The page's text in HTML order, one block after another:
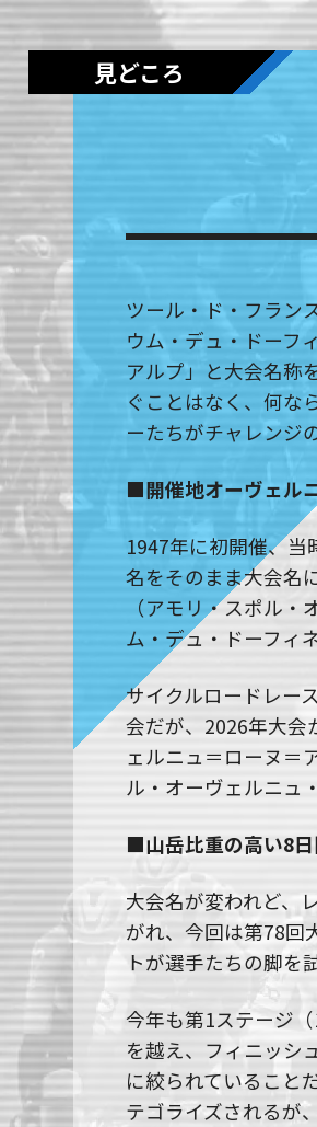
見どころ
ツール・ド・フラン
ウム・デュ・ドーフ
アルプ」と大会名称
ぐことはなく、何な
ーたちがチャレンジ
■開催地オーヴェル
1947年に初開催、
名をそのまま大会名
（アモリ・スポル
ム・デュ・ドーフィ
サイクルロードレー
会だが、2026年大会
ェルニュ＝ローヌ＝
ル・オーヴェルニュ
■山岳比重の高い8
大会名が変われど、
がれ、今回は第78回
トが選手たちの脚を
今年も第1ステージ
を越え、フィニッシ
に絞られていること
テゴライズされるが